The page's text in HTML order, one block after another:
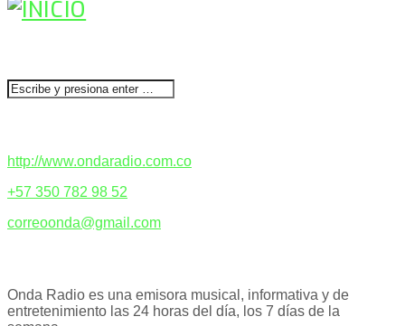
http://www.ondaradio.com.co
+57 350 782 98 52
correoonda@gmail.com
Onda Radio es una emisora musical, informativa y de
entretenimiento las 24 horas del día, los 7 días de la